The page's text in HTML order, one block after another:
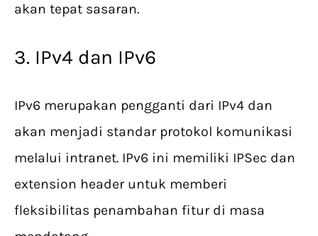
akan tepat sasaran.
3. IPv4 dan IPv6
IPv6 merupakan pengganti dari IPv4 dan
akan menjadi standar protokol komunikasi
melalui intranet. IPv6 ini memiliki IPSec dan
extension header untuk memberi
fleksibilitas penambahan fitur di masa